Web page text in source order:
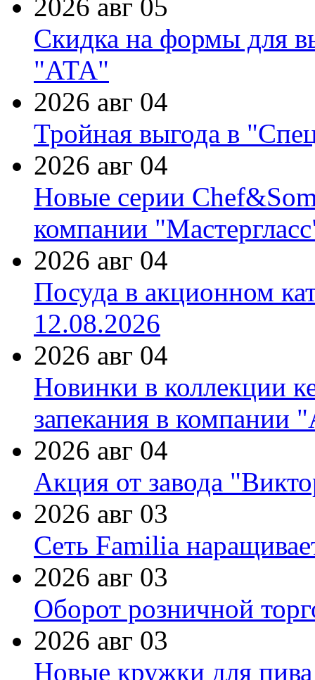
2026 авг 05
Скидка на формы для
"АТА"
2026 авг 04
Тройная выгода в
2026 авг 04
Новые серии
компании
2026 авг 04
Посуда в акционном
12.08.2026
2026 авг 04
Новинки в коллекции
запекания в компании
2026 авг 04
Акция от завода
2026 авг 03
Сеть Familia
2026 авг 03
Оборот розничной
2026 авг 03
Новые кружки для